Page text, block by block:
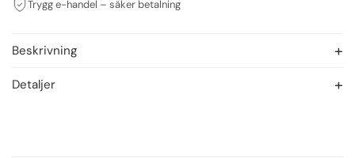
Trygg e-handel – säker betalning
Beskrivning
Detaljer